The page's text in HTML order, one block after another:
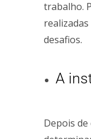
trabalho.
desafios.
A
Depois